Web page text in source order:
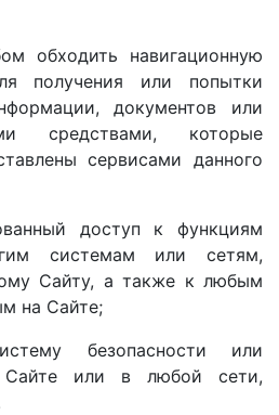
обходить навигационную
получения или попытки
документов или
средствами, которые
сервисами данного
доступ к функциям
системам или сетям,
Сайту, а также к любым
на Сайте;
безопасности или
Сайте или в любой сети,